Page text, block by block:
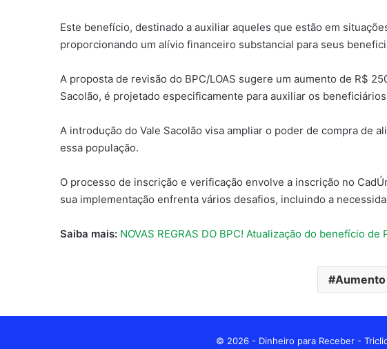
Este benefício, destinado a auxiliar aqueles que estão em
proporcionando um alívio financeiro substancial para seus
A proposta de revisão do BPC/LOAS sugere um aumento de R$
Sacolão, é projetado especificamente para auxiliar os
A introdução do Vale Sacolão visa ampliar o poder de compra de
essa população.
O processo de inscrição e verificação envolve a inscrição no
sua implementação enfrenta vários desafios, incluindo a
Saiba mais: NOVAS REGRAS DO BPC! Atualização do benefício
Aumento
© 2026 - Dinheiro para Receber -